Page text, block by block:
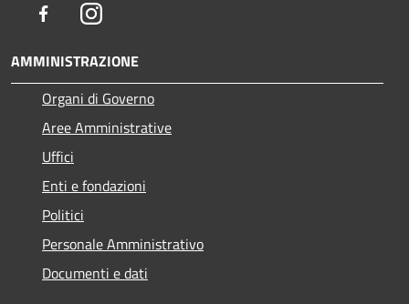
FacebookInstagram
AMMINISTRAZIONE
Organi di Governo
Aree Amministrative
Uffici
Enti e fondazioni
Politici
Personale Amministrativo
Documenti e dati